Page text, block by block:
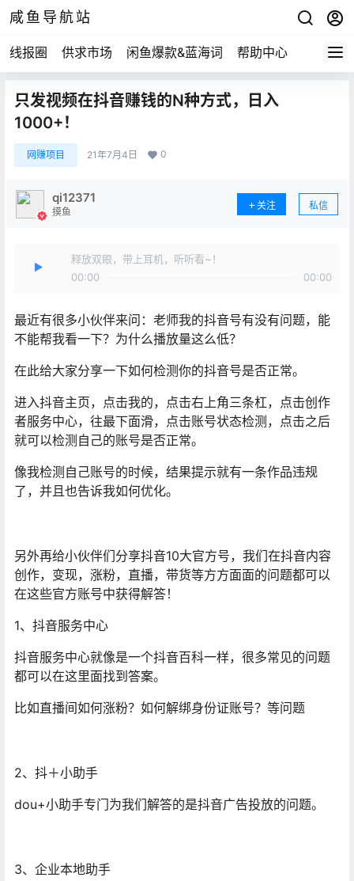
咸鱼导航站
线报圈 供求市场 闲鱼爆款&蓝海词 帮助中心
只发视频在抖音赚钱的N种方式，日入
1000+！
网赚项目 21年7月4日 0
qi12371
摸鱼
关注 私信
释放双眼，带上耳机，听听看~！
00:00
00:00
最近有很多小伙伴来问：老师我的抖音号有没有问题，能
不能帮我看一下？为什么播放量这么低？
在此给大家分享一下如何检测你的抖音号是否正常。
进入抖音主页，点击我的，点击右上角三条杠，点击创作
者服务中心，往最下面滑，点击账号状态检测，点击之后
就可以检测自己的账号是否正常。
像我检测自己账号的时候，结果提示就有一条作品违规
了，并且也告诉我如何优化。
另外再给小伙伴们分享抖音10大官方号，我们在抖音内容
创作，变现，涨粉，直播，带货等方方面面的问题都可以
在这些官方账号中获得解答！
1、抖音服务中心
抖音服务中心就像是一个抖音百科一样，很多常见的问题
都可以在这里面找到答案。
比如直播间如何涨粉？如何解绑身份证账号？等问题
2、抖＋小助手
dou+小助手专门为我们解答的是抖音广告投放的问题。
3、企业本地助手